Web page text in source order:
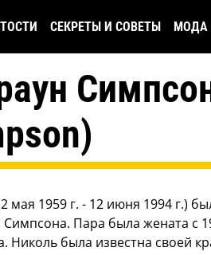
СЕКРЕТЫ И СОВЕТЫ МОДА
мая 1959 г. - 12 июня 1994 г.)
Пара была жената с
Николь была известна своей